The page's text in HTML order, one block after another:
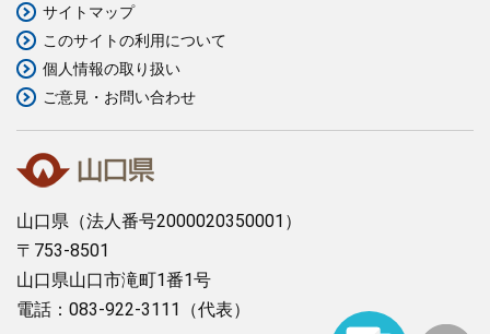
山口県 （法人番号2000020350001）
〒753-8501
山口県山口市滝町1番1号
電話：083-922-3111（代表）
サイトマップ
このサイトの利用について
個人情報の取り扱い
ご意見・お問い合わせ